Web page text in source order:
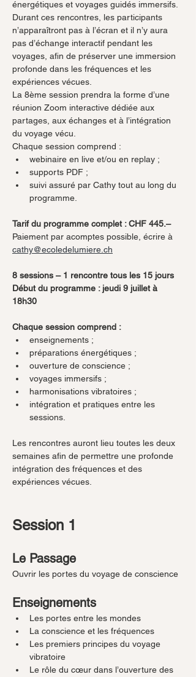
énergétiques et voyages guidés immersifs.
Durant ces rencontres, les participants
n’apparaîtront pas à l’écran et il n’y aura
pas d’échange interactif pendant les
voyages, afin de préserver une immersion
profonde dans les fréquences et les
expériences vécues.
La 8ème session prendra la forme d’une
réunion Zoom interactive dédiée aux
partages, aux échanges et à l’intégration
du voyage vécu.
Chaque session comprend :
webinaire en live et/ou en replay ;
supports PDF ;
suivi assuré par Cathy tout au long du
programme.
Tarif du programme complet : CHF 445.–
Paiement par acomptes possible, écrire à
cathy@ecoledelumiere.ch
8 sessions – 1 rencontre tous les 15 jours
Début du programme : jeudi 9 juillet à
18h30
Chaque session comprend :
enseignements ;
préparations énergétiques ;
ouverture de conscience ;
voyages immersifs ;
harmonisations vibratoires ;
intégration et pratiques entre les
sessions.
Les rencontres auront lieu toutes les deux
semaines afin de permettre une profonde
intégration des fréquences et des
expériences vécues.
Session 1
Le Passage
Ouvrir les portes du voyage de conscience
Enseignements
Les portes entre les mondes
La conscience et les fréquences
Les premiers principes du voyage
vibratoire
Le rôle du cœur dans l’ouverture des